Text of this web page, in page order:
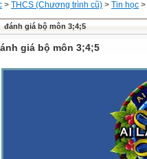
> THCS (Chương trình cũ) > Tin học >
đánh giá bộ môn 3;4;5
giá bộ môn 3;4;5